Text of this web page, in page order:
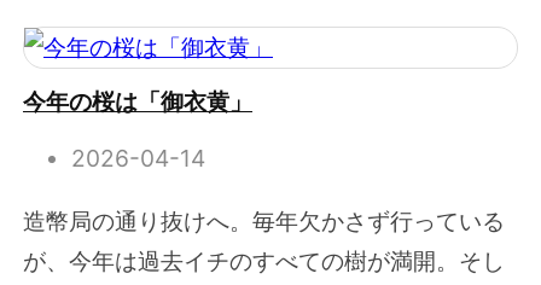
今年の桜は「御衣黄」
2026-04-14
造幣局の通り抜けへ。毎年欠かさず行っている
が、今年は過去イチのすべての樹が満開。そし